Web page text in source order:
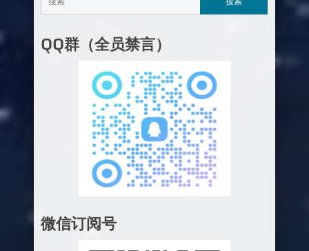
QQ群（全员禁言）
微信订阅号